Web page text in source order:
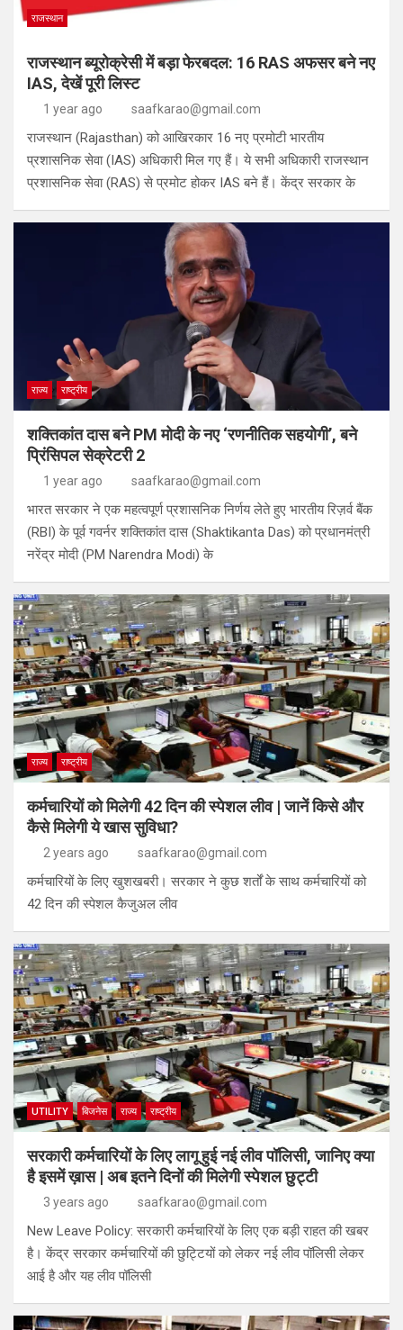
राजस्थान
राजस्थान ब्यूरोक्रेसी में बड़ा फेरबदल: 16 RAS अफसर बने नए
IAS, देखें पूरी लिस्ट
1 year ago saafkarao@gmail.com
राजस्थान (Rajasthan) को आखिरकार 16 नए प्रमोटी भारतीय
प्रशासनिक सेवा (IAS) अधिकारी मिल गए हैं। ये सभी अधिकारी राजस्थान
प्रशासनिक सेवा (RAS) से प्रमोट होकर IAS बने हैं। केंद्र सरकार के
राज्य राष्ट्रीय
शक्तिकांत दास बने PM मोदी के नए ‘रणनीतिक सहयोगी’, बने
प्रिंसिपल सेक्रेटरी 2
1 year ago saafkarao@gmail.com
भारत सरकार ने एक महत्वपूर्ण प्रशासनिक निर्णय लेते हुए भारतीय रिज़र्व बैंक
(RBI) के पूर्व गवर्नर शक्तिकांत दास (Shaktikanta Das) को प्रधानमंत्री
नरेंद्र मोदी (PM Narendra Modi) के
राज्य राष्ट्रीय
कर्मचारियों को मिलेगी 42 दिन की स्पेशल लीव | जानें किसे और
कैसे मिलेगी ये खास सुविधा?
2 years ago saafkarao@gmail.com
कर्मचारियों के लिए खुशखबरी। सरकार ने कुछ शर्तों के साथ कर्मचारियों को
42 दिन की स्पेशल कैजुअल लीव
UTILITY बिजनेस राज्य राष्ट्रीय
सरकारी कर्मचारियों के लिए लागू हुई नई लीव पॉलिसी, जानिए क्या
है इसमें ख़ास | अब इतने दिनों की मिलेगी स्पेशल छुट्टी
3 years ago saafkarao@gmail.com
New Leave Policy: सरकारी कर्मचारियों के लिए एक बड़ी राहत की खबर
है। केंद्र सरकार कर्मचारियों की छुट्टियों को लेकर नई लीव पॉलिसी लेकर
आई है और यह लीव पॉलिसी